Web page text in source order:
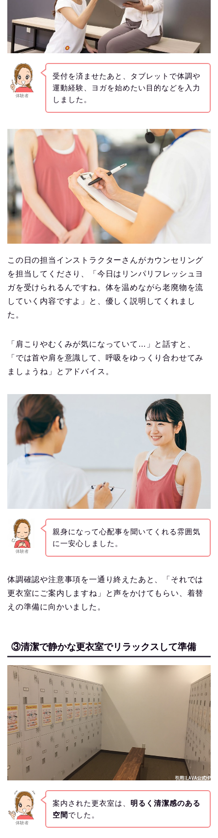
体験者
受付を済ませたあと、タブレットで体調や
運動経験、ヨガを始めたい目的などを入力
しました。
この日の担当インストラクターさんがカウンセリング
を担当してくださり、「今日はリンパリフレッシュヨ
ガを受けられるんですね。体を温めながら老廃物を流
していく内容ですよ」と、優しく説明してくれまし
た。
「肩こりやむくみが気になっていて…」と話すと、
「では首や肩を意識して、呼吸をゆっくり合わせてみ
ましょうね」とアドバイス。
体験者
親身になって心配事を聞いてくれる雰囲気
に一安心しました。
体調確認や注意事項を一通り終えたあと、「それでは
更衣室にご案内しますね」と声をかけてもらい、着替
えの準備に向かいました。
③清潔で静かな更衣室でリラックスして準備
体験者
案内された更衣室は、 明るく清潔感のある
空間 でした。